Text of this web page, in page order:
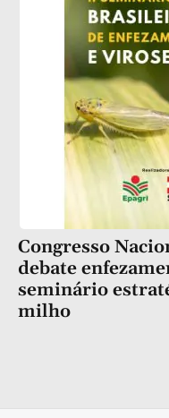
Congresso
debate
seminário
milho